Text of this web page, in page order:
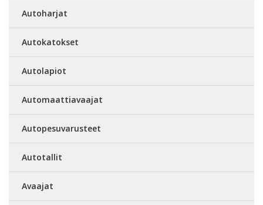
Autoharjat
Autokatokset
Autolapiot
Automaattiavaajat
Autopesuvarusteet
Autotallit
Avaajat